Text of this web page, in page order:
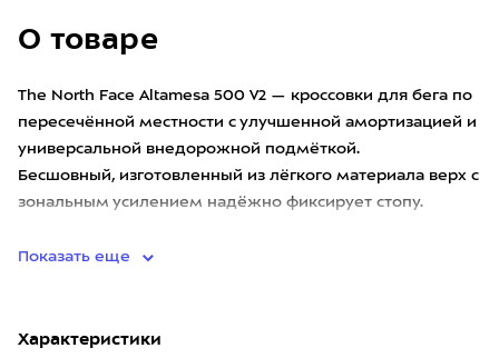
О товаре
The North Face Altamesa 500 V2 — кроссовки для бега по
пересечённой местности с улучшенной амортизацией и
универсальной внедорожной подмёткой.
Бесшовный, изготовленный из лёгкого материала верх с
зональным усилением надёжно фиксирует стопу.
Показать еще
Характеристики